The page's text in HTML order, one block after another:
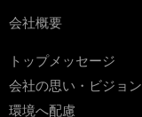
会社概要
トップメッセージ
会社の思い・ビジョン
環境へ配慮